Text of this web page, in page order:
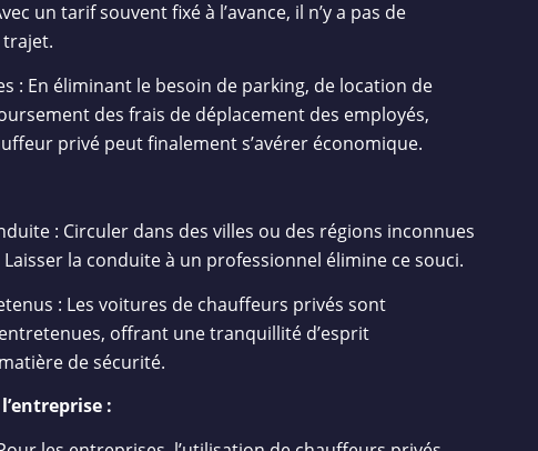
un tarif souvent fixé à l’avance, il n’y a pas de
: En éliminant le besoin de parking, de location de
des frais de déplacement des employés,
privé peut finalement s’avérer économique.
: Circuler dans des villes ou des régions inconnues
la conduite à un professionnel élimine ce souci.
: Les voitures de chauffeurs privés sont
offrant une tranquillité d’esprit
de sécurité.
: